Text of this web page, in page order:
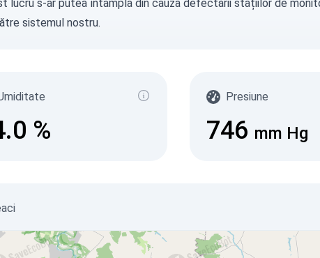
lucru s-ar putea întâmpla din cauza defectării stațiilor de
sistemul nostru.
%
Presiune
746 mm Hg